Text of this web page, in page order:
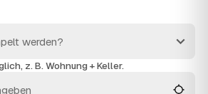
und
. Vom Ausräumen über die
z. B. Wohnung + Keller.